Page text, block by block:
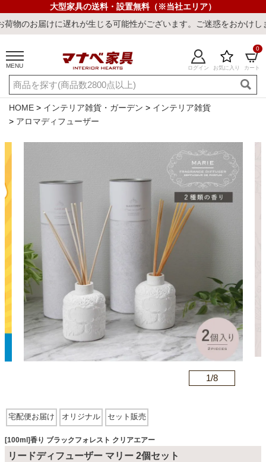
大型家具の送料・設置無料（※当社エリア）
に遅れが生じる可能性がございます。ご迷惑をおかけしまして誠
MENU ログイン お気に入り カート
0
ご利用ガイド 新規会員登録
店舗一覧 閲覧履歴
よくある質問
最短発送 冷感ラグ ワークデスク
カテゴリから探す
ソファ
ダイニングテーブル・セット
HOME インテリア雑貨・ガーデン
インテリア雑貨
アロマディフューザー
1/8
宅配便お届け オリジナル セット販売
[100ml]香り ブラックフォレスト クリアエアー
リードディフューザー マリー 2個セット